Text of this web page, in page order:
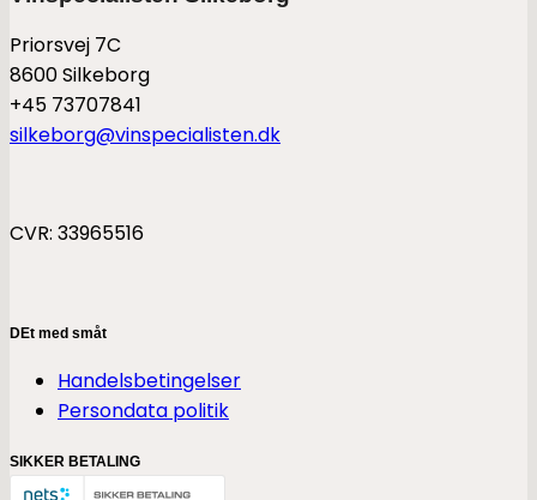
Priorsvej 7C
8600 Silkeborg
+45 73707841
silkeborg@vinspecialisten.dk
CVR: 33965516
DEt med småt
Handelsbetingelser
Persondata politik
SIKKER BETALING